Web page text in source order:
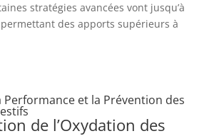
stratégies avancées vont jusqu’à
des apports supérieurs à
Performance et la Prévention des
de l’Oxydation des